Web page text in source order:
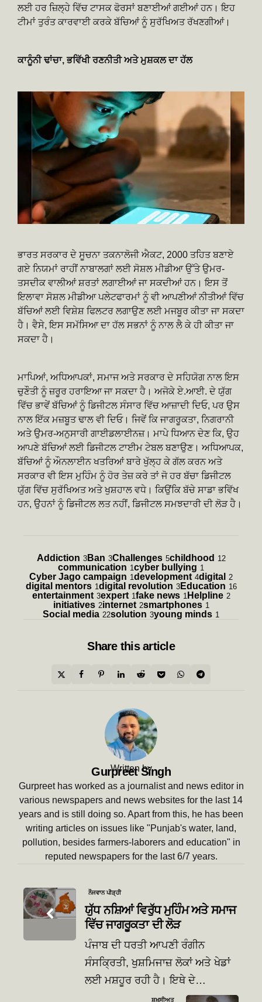
ਲਈ ਹਰ ਜ਼ਿਲ੍ਹੇ ਵਿੱਚ ਟਾਸਕ ਫੋਰਸਾਂ ਬਣਾਈਆਂ ਗਈਆਂ ਹਨ। ਇਹ
ਟੀਮਾਂ ਤੁਰੰਤ ਕਾਰਵਾਈ ਕਰਕੇ ਬੱਚਿਆਂ ਨੂੰ ਸੁਰੱਖਿਅਤ ਰੱਖਣਗੀਆਂ।
ਕਾਨੂੰਨੀ ਢਾਂਚਾ, ਭਵਿੱਖੀ ਰਣਨੀਤੀ ਅਤੇ ਮੁਸ਼ਕਲ ਦਾ ਹੱਲ
ਭਾਰਤ ਸਰਕਾਰ ਦੇ ਸੂਚਨਾ ਤਕਨਾਲੋਜੀ ਐਕਟ, 2000 ਤਹਿਤ ਬਣਾਏ
ਗਏ ਨਿਯਮਾਂ ਰਾਹੀਂ ਨਾਬਾਲਗਾਂ ਲਈ ਸੋਸ਼ਲ ਮੀਡੀਆ ਉੱਤੇ ਉਮਰ-
ਤਸਦੀਕ ਵਾਲੀਆਂ ਸ਼ਰਤਾਂ ਲਗਾਈਆਂ ਜਾ ਸਕਦੀਆਂ ਹਨ। ਇਸ ਤੋਂ
ਇਲਾਵਾ ਸੋਸ਼ਲ ਮੀਡੀਆ ਪਲੇਟਫਾਰਮਾਂ ਨੂੰ ਵੀ ਆਪਣੀਆਂ ਨੀਤੀਆਂ ਵਿੱਚ
ਬੱਚਿਆਂ ਲਈ ਵਿਸ਼ੇਸ਼ ਫਿਲਟਰ ਲਗਾਉਣ ਲਈ ਮਜਬੂਰ ਕੀਤਾ ਜਾ ਸਕਦਾ
ਹੈ। ਵੈਸੇ, ਇਸ ਸਮੱਸਿਆ ਦਾ ਹੱਲ ਸਭਨਾਂ ਨੂੰ ਨਾਲ ਲੈ ਕੇ ਹੀ ਕੀਤਾ ਜਾ
ਸਕਦਾ ਹੈ।
ਮਾਪਿਆਂ, ਅਧਿਆਪਕਾਂ, ਸਮਾਜ ਅਤੇ ਸਰਕਾਰ ਦੇ ਸਹਿਯੋਗ ਨਾਲ ਇਸ
ਚੁਣੌਤੀ ਨੂੰ ਜ਼ਰੂਰ ਹਰਾਇਆ ਜਾ ਸਕਦਾ ਹੈ। ਅਜੋਕੇ ਏ.ਆਈ. ਦੇ ਯੁੱਗ
ਵਿੱਚ ਭਾਵੇਂ ਬੱਚਿਆਂ ਨੂੰ ਡਿਜੀਟਲ ਸੰਸਾਰ ਵਿੱਚ ਆਜ਼ਾਦੀ ਦਿਓ, ਪਰ ਉਸ
ਨਾਲ ਇੱਕ ਮਜ਼ਬੂਤ ਢਾਲ ਵੀ ਦਿਓ। ਜਿਵੇਂ ਕਿ ਜਾਗਰੂਕਤਾ, ਨਿਗਰਾਨੀ
ਅਤੇ ਉਮਰ-ਅਨੁਸਾਰੀ ਗਾਈਡਲਾਈਨਜ਼। ਮਾਪੇ ਧਿਆਨ ਦੇਣ ਕਿ, ਉਹ
ਆਪਣੇ ਬੱਚਿਆਂ ਲਈ ਡਿਜੀਟਲ ਟਾਈਮ ਟੇਬਲ ਬਣਾਉਣ। ਅਧਿਆਪਕ,
ਬੱਚਿਆਂ ਨੂੰ ਔਨਲਾਈਨ ਖਤਰਿਆਂ ਬਾਰੇ ਖੁੱਲ੍ਹ ਕੇ ਗੱਲ ਕਰਨ ਅਤੇ
ਸਰਕਾਰ ਵੀ ਇਸ ਮੁਹਿੰਮ ਨੂੰ ਹੋਰ ਤੇਜ਼ ਕਰੇ ਤਾਂ ਜੋ ਹਰ ਬੱਚਾ ਡਿਜੀਟਲ
ਯੁੱਗ ਵਿੱਚ ਸੁਰੱਖਿਅਤ ਅਤੇ ਖੁਸ਼ਹਾਲ ਵਧੇ। ਕਿਉਂਕਿ ਬੱਚੇ ਸਾਡਾ ਭਵਿੱਖ
ਹਨ, ਉਹਨਾਂ ਨੂੰ ਡਿਜੀਟਲ ਲਤ ਨਹੀਂ, ਡਿਜੀਟਲ ਸਮਝਦਾਰੀ ਦੀ ਲੋੜ ਹੈ।
Addiction 3Ban 3Challenges 5childhood 12
communication 1cyber bullying 1
Cyber ​​Jago campaign 1development 4digital 2
digital mentors 1digital revolution 3Education 16
entertainment 3expert 1fake news 1Helpline 2
initiatives 2internet 2smartphones 1
Social media 22solution 3young minds 1
Share this article
Written by
Gurpreet Singh
Gurpreet has worked as a journalist and news editor in
various newspapers and news websites for the last 14
years and is still doing so. Apart from this, he has been
writing articles on issues like "Punjab's water, land,
pollution, besides farmers-laborers and education" in
reputed newspapers for the last 6/7 years.
Post
navigation
ਨੌਜਵਾਨ ਪੀੜ੍ਹੀ
ਯੁੱਧ ਨਸ਼ਿਆਂ ਵਿਰੁੱਧ ਮੁਹਿੰਮ ਅਤੇ ਸਮਾਜ
ਵਿੱਚ ਜਾਗਰੂਕਤਾ ਦੀ ਲੋੜ
ਪੰਜਾਬ ਦੀ ਧਰਤੀ ਆਪਣੀ ਰੰਗੀਨ
ਸੰਸਕ੍ਰਿਤੀ, ਖੁਸ਼ਮਿਜਾਜ਼ ਲੋਕਾਂ ਅਤੇ ਖੇਡਾਂ
ਲਈ ਮਸ਼ਹੂਰ ਰਹੀ ਹੈ। ਇਥੇ ਦੇ…
ਸ਼ਖ਼ਸੀਅਤ